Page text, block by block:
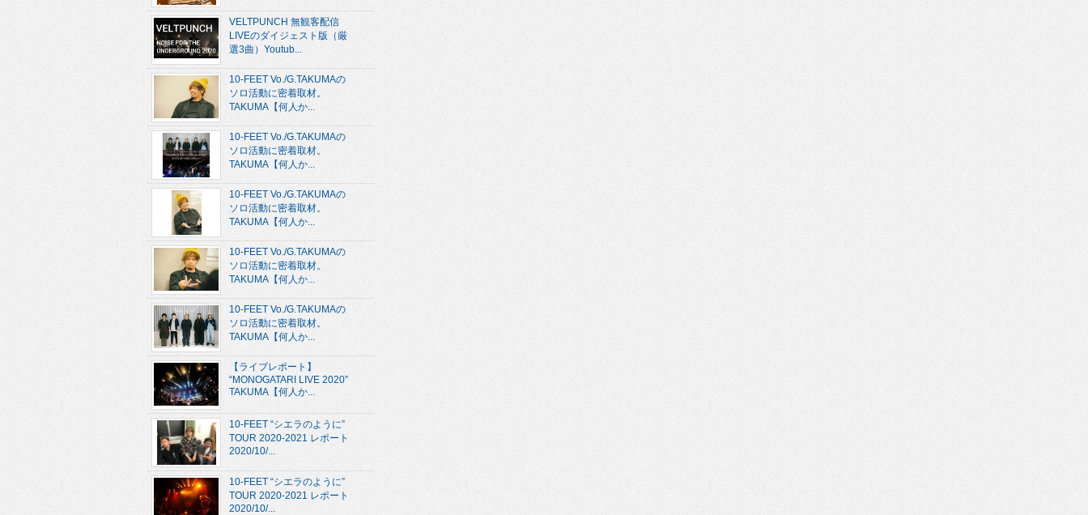
VELTPUNCH 無観客配信
LIVEのダイジェスト版（厳
選3曲）Youtub...
10-FEET Vo./G.TAKUMAの
ソロ活動に密着取材。
TAKUMA【何人か...
10-FEET Vo./G.TAKUMAの
ソロ活動に密着取材。
TAKUMA【何人か...
10-FEET Vo./G.TAKUMAの
ソロ活動に密着取材。
TAKUMA【何人か...
10-FEET Vo./G.TAKUMAの
ソロ活動に密着取材。
TAKUMA【何人か...
10-FEET Vo./G.TAKUMAの
ソロ活動に密着取材。
TAKUMA【何人か...
【ライブレポート】
“MONOGATARI LIVE 2020”
TAKUMA【何人か...
10-FEET “シエラのように”
TOUR 2020-2021 レポート
2020/10/...
10-FEET “シエラのように”
TOUR 2020-2021 レポート
2020/10/...